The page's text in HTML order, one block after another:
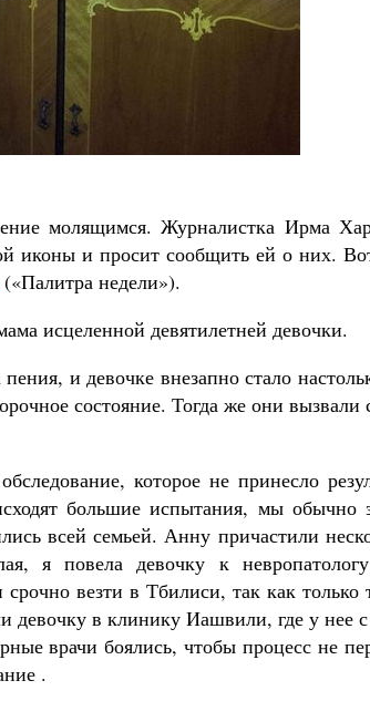
молящимся. Журналистка Ирма
иконы и просит сообщить ей о них.
(«Палитра недели»).
исцеленной девятилетней девочки.
и девочке внезапно стало
состояние. Тогда же они вызвали
которое не принесло
большие испытания, мы обычно
всей семьей. Анну причастили
я повела девочку к
везти в Тбилиси, так как только
девочку в клинику Иашвили, где у нее
врачи боялись, чтобы процесс не
.